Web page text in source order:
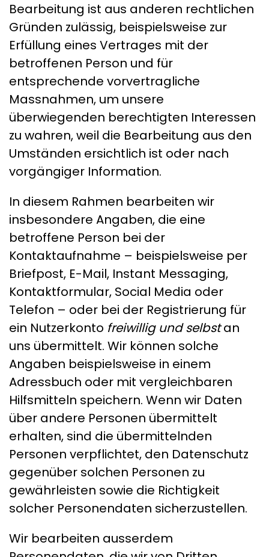
Bearbeitung ist aus anderen rechtlichen
Gründen zulässig, beispielsweise zur
Erfüllung eines Vertrages mit der
betroffenen Person und für
entsprechende vorvertragliche
Massnahmen, um unsere
überwiegenden berechtigten Interessen
zu wahren, weil die Bearbeitung aus den
Umständen ersichtlich ist oder nach
vorgängiger Information.
In diesem Rahmen bearbeiten wir
insbesondere Angaben, die eine
betroffene Person bei der
Kontaktaufnahme – beispielsweise per
Briefpost, E-Mail, Instant Messaging,
Kontaktformular, Social Media oder
Telefon – oder bei der Registrierung für
ein Nutzerkonto freiwillig und selbstan
uns übermittelt. Wir können solche
Angaben beispielsweise in einem
Adressbuch oder mit vergleichbaren
Hilfsmitteln speichern. Wenn wir Daten
über andere Personen übermittelt
erhalten, sind die übermittelnden
Personen verpflichtet, den Datenschutz
gegenüber solchen Personen zu
gewährleisten sowie die Richtigkeit
solcher Personendaten sicherzustellen.
Wir bearbeiten ausserdem